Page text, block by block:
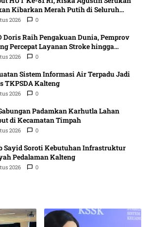
Kibarkan Merah Putih di Seluruh
2026 0
Doris Raih Pengakuan Dunia, Pemprov
Percepat Layanan Stroke hingga
2026 0
Sistem Informasi Air Terpadu Jadi
TKPSDA Kalteng
2026 0
Padamkan Karhutla Lahan
di Kecamatan Timpah
2026 0
Sayid Soroti Kebutuhan Infrastruktur
Pedalaman Kalteng
2026 0